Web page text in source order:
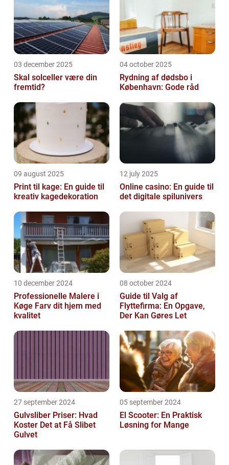
03 december 2025
Skal solceller være din
fremtid?
04 october 2025
Rydning af dødsbo i
København: Gode råd
09 august 2025
Print til kage: En guide til
kreativ kagedekoration
12 july 2025
Online casino: En guide til
det digitale spilunivers
10 december 2024
Professionelle Malere i
Køge Farv dit hjem med
kvalitet
08 october 2024
Guide til Valg af
Flyttefirma: En Opgave,
Der Kan Gøres Let
27 september 2024
Gulvsliber Priser: Hvad
Koster Det at Få Slibet
Gulvet
05 september 2024
El Scooter: En Praktisk
Løsning for Mange